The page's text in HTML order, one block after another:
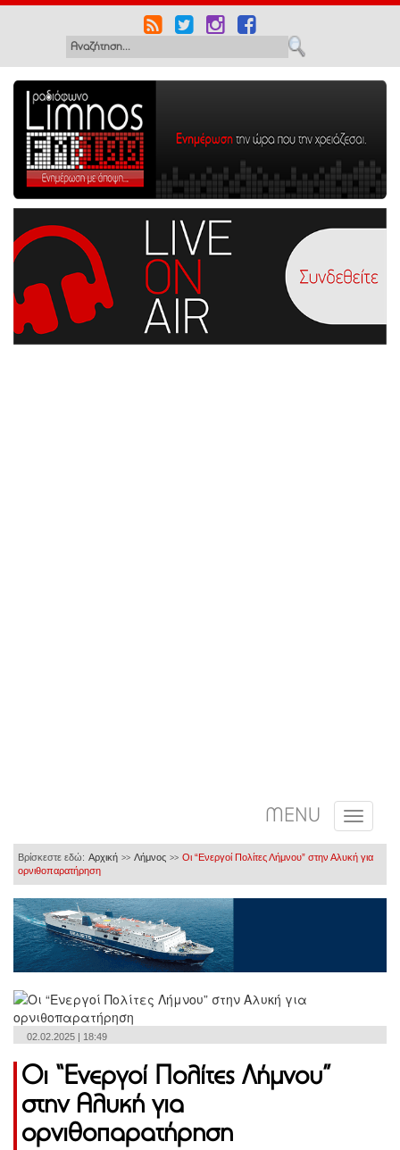
MENU
Βρίσκεστε εδώ: Αρχική >> Λήμνος >> Οι “Ενεργοί Πολίτες Λήμνου” στην Αλυκή για
ορνιθοπαρατήρηση
02.02.2025 | 18:49
Οι “Ενεργοί Πολίτες Λήμνου”
στην Αλυκή για
ορνιθοπαρατήρηση